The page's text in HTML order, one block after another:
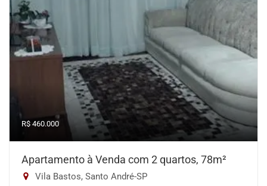
R$ 460.000
Apartamento à Venda com 2 quartos, 78m²
Vila Bastos, Santo André-SP